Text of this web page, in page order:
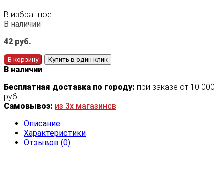
В избранное
В наличии
42 руб.
В корзину Купить в один клик
В наличии
Бесплатная доставка по городу: при заказе от 10 000
руб.
Самовывоз: из 3х магазинов
Описание
Характеристики
Отзывов (0)